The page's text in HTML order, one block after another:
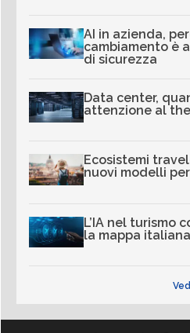
AI in azienda,
cambiamento è
di sicurezza
Data center,
attenzione al
Ecosistemi
nuovi modelli
L’IA nel turismo
la mappa